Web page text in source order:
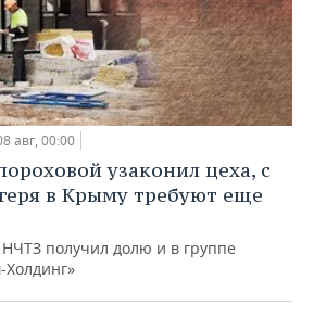
авг, 00:00
узаконил цеха, с
в Крыму требуют еще
получил долю и в группе